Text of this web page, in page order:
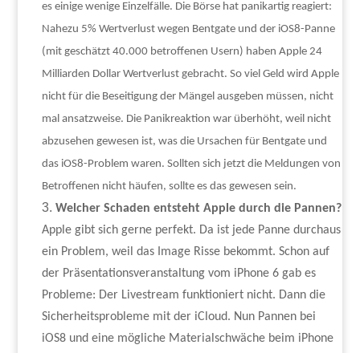
es einige wenige Einzelfälle. Die Börse hat panikartig reagiert:
Nahezu 5% Wertverlust wegen Bentgate und der iOS8-Panne
(mit geschätzt 40.000 betroffenen Usern) haben Apple 24
Milliarden Dollar Wertverlust gebracht. So viel Geld wird Apple
nicht für die Beseitigung der Mängel ausgeben müssen, nicht
mal ansatzweise. Die Panikreaktion war überhöht, weil nicht
abzusehen gewesen ist, was die Ursachen für Bentgate und
das iOS8-Problem waren. Sollten sich jetzt die Meldungen von
Betroffenen nicht häufen, sollte es das gewesen sein.
Welcher Schaden entsteht Apple durch die Pannen?
Apple gibt sich gerne perfekt. Da ist jede Panne durchaus
ein Problem, weil das Image Risse bekommt. Schon auf
der Präsentationsveranstaltung vom iPhone 6 gab es
Probleme: Der Livestream funktioniert nicht. Dann die
Sicherheitsprobleme mit der iCloud. Nun Pannen bei
iOS8 und eine mögliche Materialschwäche beim iPhone